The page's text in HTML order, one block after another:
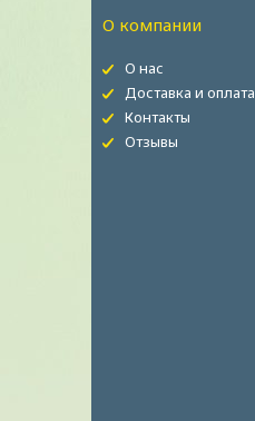
О компании
О нас
Доставка и оплата
Контакты
Отзывы